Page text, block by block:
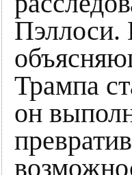
Пэллоси.
Трампа
он